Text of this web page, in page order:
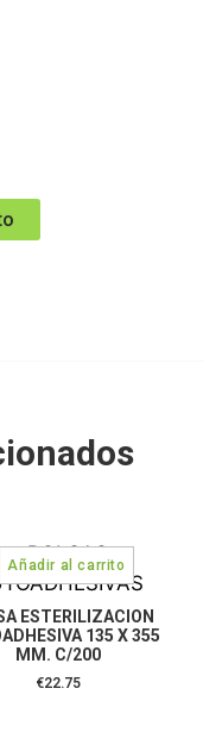
ESTERILIZACION
135 X 355
MM. C/200
€22.75